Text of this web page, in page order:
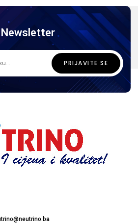
Newsletter